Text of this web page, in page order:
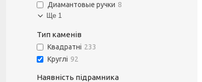
Диамантовые ручки 8
Ще 1
Тип каменів
Квадратні 233
Круглі 92
Наявність підрамника